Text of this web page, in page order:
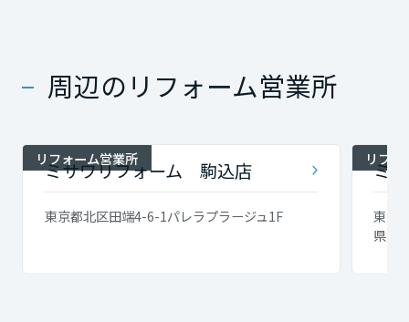
周辺のリフォーム営業所
リフォーム営業所
ミサワリフォーム 駒込店
東京都北区田端4-6-1パレラプラージュ1F
リフ
ミ
東京
県人